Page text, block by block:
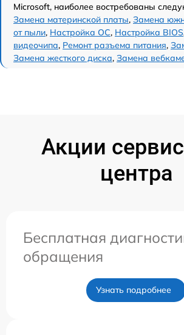
Microsoft, наиболее востребованы
Замена материнской платы, Замена
от пыли, Настройка ОС, Настройка BIOS
видеочипа, Ремонт разъема питания,
Замена жесткого диска, Замена
Акции
центра
Бесплатная
обращения
Узнать подробнее